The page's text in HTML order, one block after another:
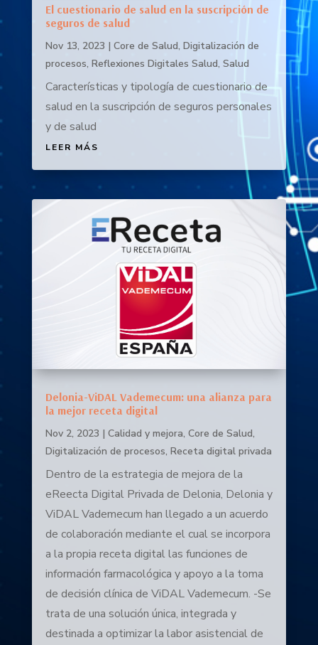
El cuestionario de salud en la suscripción de
seguros de salud
Nov 13, 2023 | Core de Salud, Digitalización de
procesos, Reflexiones Digitales Salud, Salud
Características y tipología de cuestionario de
salud en la suscripción de seguros personales
y de salud
LEER MÁS
Delonia-ViDAL Vademecum: una alianza para
la mejor receta digital
Nov 2, 2023 | Calidad y mejora, Core de Salud,
Digitalización de procesos, Receta digital privada
Dentro de la estrategia de mejora de la
eReecta Digital Privada de Delonia, Delonia y
ViDAL Vademecum han llegado a un acuerdo
de colaboración mediante el cual se incorpora
a la propia receta digital las funciones de
información farmacológica y apoyo a la toma
de decisión clínica de ViDAL Vademecum. -Se
trata de una solución única, integrada y
destinada a optimizar la labor asistencial de